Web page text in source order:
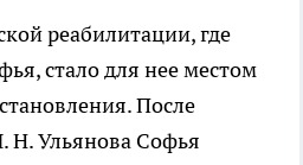
реабилитации, где
стало для нее местом
После
Н. Ульянова Софья